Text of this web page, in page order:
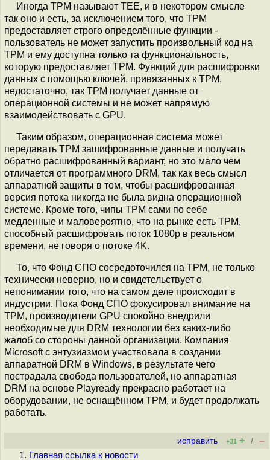
Иногда TPM называют TEE, и в некотором смысле
так оно и есть, за исключением того, что TPM
предоставляет строго определённые функции -
пользователь не может запустить произвольный код на
TPM и ему доступна только та функциональность,
которую предоставляет TPM. Функций для расшифровки
данных с помощью ключей, привязанных к TPM,
недостаточно, так TPM получает данные от
операционной системы и не может напрямую
взаимодействовать с GPU.
Таким образом, операционная система может
передавать TPM зашифрованные данные и получать
обратно расшифрованный вариант, но это мало чем
отличается от программного DRM, так как весь смысл
аппаратной защиты в том, чтобы расшифрованная
версия потока никогда не была видна операционной
системе. Кроме того, чипы TPM сами по себе
медленные и маловероятно, что на рынке есть TPM,
способный расшифровать поток 1080p в реальном
времени, не говоря о потоке 4K.
То, что Фонд СПО сосредоточился на TPM, не только
технически неверно, но и свидетельствует о
непонимании того, что на самом деле происходит в
индустрии. Пока Фонд СПО фокусировал внимание на
TPM, производители GPU спокойно внедрили
необходимые для DRM технологии без каких-либо
жалоб со стороны данной организации. Компания
Microsoft с энтузиазмом участвовала в создании
аппаратной DRM в Windows, в результате чего
пострадала свобода пользователей, но аппаратная
DRM на основе Playready прекрасно работает на
оборудовании, не оснащённом TPM, и будет продолжать
работать.
исправить +31 + / –
Главная ссылка к новости